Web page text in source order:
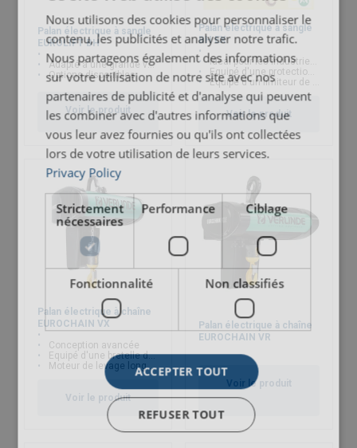
Palan électrique à sangle
EUROLIFT BH
Adapté à une grande variété de secteurs
Options disponibles
Voir le produit
Palan électrique à sangle
BH EX
Idéal pour les industries chimiques et alimentaires
Equipé d'une protection anti-étincelles
Equipé d'un limiteur de charge
Voir le produit
Palan électrique à chaîne
EUROCHAIN VX
Conception avancée
Equipé d'une bretelle de suspension
Moteur de levage longue durée
Voir le produit
Palan électrique à chaîne
EUROCHAIN VR
Voir le produit
Nous utilisons des cookies pour personnaliser le
contenu, les publicités et analyser notre trafic.
Nous partageons également des informations
sur votre utilisation de notre site avec nos
partenaires de publicité et d'analyse qui peuvent
les combiner avec d'autres informations que
vous leur avez fournies ou qu'ils ont collectées
lors de votre utilisation de leurs services.
Privacy Policy
Strictement
nécessaires
Performance Ciblage
Fonctionnalité Non classifiés
ACCEPTER TOUT
REFUSER TOUT